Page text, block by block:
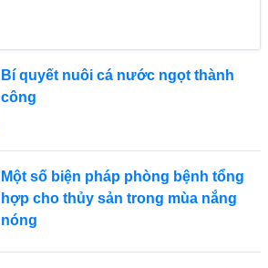
Bí quyết nuôi cá nước ngọt thành
công
Một số biện pháp phòng bệnh tổng
hợp cho thủy sản trong mùa nắng
nóng